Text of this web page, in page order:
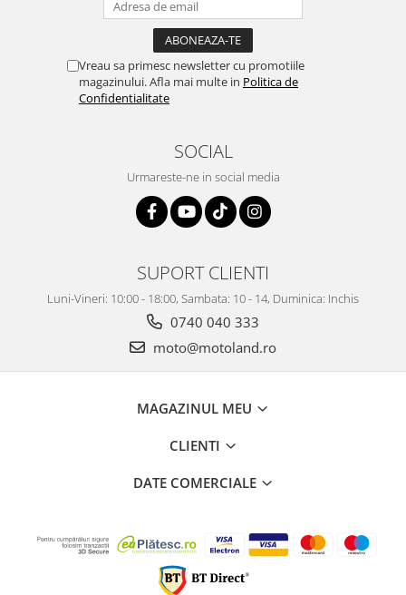
Vreau sa primesc newsletter cu promotiile
magazinului. Afla mai multe in Politica de
Confidentialitate
SOCIAL
Urmareste-ne in social media
SUPORT CLIENTI
Luni-Vineri: 10:00 - 18:00, Sambata: 10 - 14, Duminica: Inchis
0740 040 333
moto@motoland.ro
MAGAZINUL MEU
CLIENTI
DATE COMERCIALE